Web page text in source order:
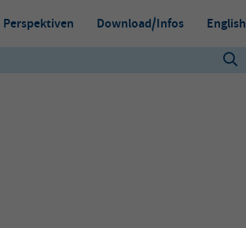
Perspektiven Download/Infos English